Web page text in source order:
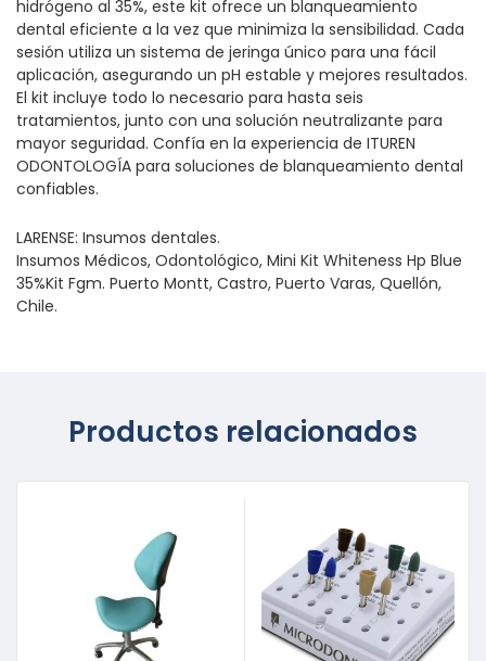
hidrógeno al 35%, este kit ofrece un blanqueamiento
dental eficiente a la vez que minimiza la sensibilidad. Cada
sesión utiliza un sistema de jeringa único para una fácil
aplicación, asegurando un pH estable y mejores resultados.
El kit incluye todo lo necesario para hasta seis
tratamientos, junto con una solución neutralizante para
mayor seguridad. Confía en la experiencia de ITUREN
ODONTOLOGÍA para soluciones de blanqueamiento dental
confiables.
LARENSE: Insumos dentales.
Insumos Médicos, Odontológico, Mini Kit Whiteness Hp Blue
35%Kit Fgm. Puerto Montt, Castro, Puerto Varas, Quellón,
Chile.
Productos relacionados